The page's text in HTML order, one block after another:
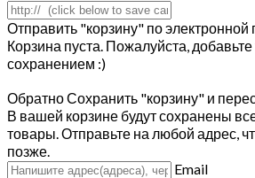
Отправить "корзину" по электронной
Корзина пуста. Пожалуйста,
сохранением :)
ОбратноСохранить "корзину" и
В вашей корзине будут сохранены
товары. Отправьте на любой адрес,
позже.
Email